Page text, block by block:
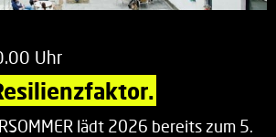
Uhr
lädt 2026 bereits zum 5.